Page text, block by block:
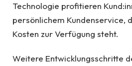
Technologie profitieren
persönlichem Kundenservice,
Kosten zur Verfügung steht.
Weitere Entwicklungsschritte